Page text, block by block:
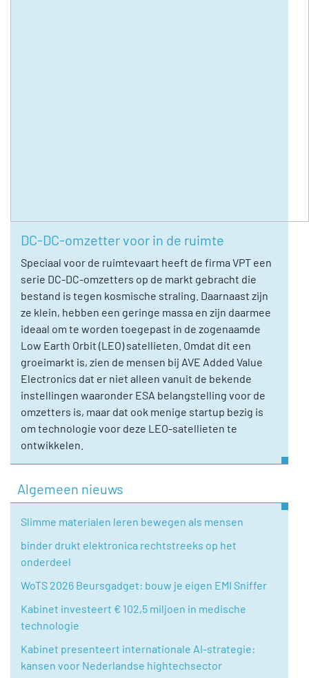
DC-DC-omzetter voor in de ruimte
Speciaal voor de ruimtevaart heeft de firma VPT een
serie DC-DC-omzetters op de markt gebracht die
bestand is tegen kosmische straling. Daarnaast zijn
ze klein, hebben een geringe massa en zijn daarmee
ideaal om te worden toegepast in de zogenaamde
Low Earth Orbit (LEO) satellieten. Omdat dit een
groeimarkt is, zien de mensen bij AVE Added Value
Electronics dat er niet alleen vanuit de bekende
instellingen waaronder ESA belangstelling voor de
omzetters is, maar dat ook menige startup bezig is
om technologie voor deze LEO-satellieten te
ontwikkelen.
Algemeen nieuws
Slimme materialen leren bewegen als mensen
binder drukt elektronica rechtstreeks op het
onderdeel
WoTS 2026 Beursgadget: bouw je eigen EMI Sniffer
Kabinet investeert € 102,5 miljoen in medische
technologie
Kabinet presenteert internationale AI-strategie:
kansen voor Nederlandse hightechsector